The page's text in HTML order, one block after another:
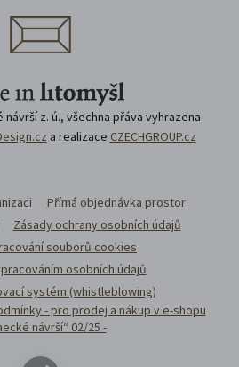
návrší z. ú., všechna přáva vyhrazena
a realizace CZECHGROUP.cz
Přímá objednávka prostor
Zásady ochrany osobních údajů
souborů cookies
osobních údajů
systém (whistleblowing)
- pro prodej a nákup v e-shopu
návrší“ 02/25 -